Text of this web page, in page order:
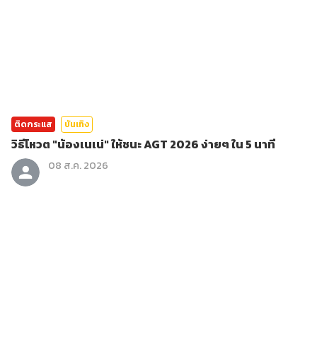
ติดกระแส บันเทิง
วิธีโหวต "น้องเนเน่" ให้ชนะ AGT 2026 ง่ายๆ ใน 5 นาที
08 ส.ค. 2026